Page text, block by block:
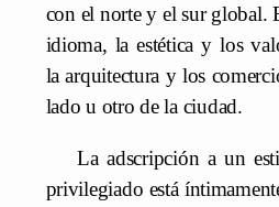
con el norte y el sur global.
idioma, la estética y los
la arquitectura y los
lado u otro de la ciudad.
La adscripción a un
privilegiado está